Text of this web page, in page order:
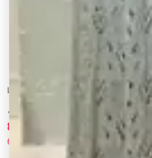
LAGUNAMOON
【POLO BCSコラボ】コットンケーブルニ
ットカーディガンスカートセットアップ
8,360 円
60%OFF